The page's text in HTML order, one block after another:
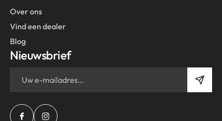
Over ons
Vind een dealer
Blog
Nieuwsbrief